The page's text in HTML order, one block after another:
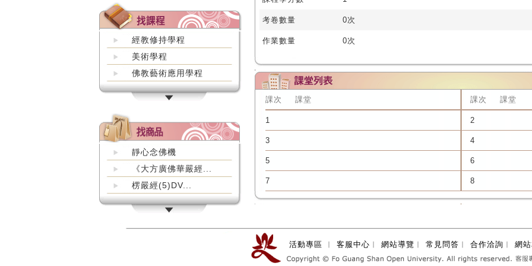
經教修持學程
美術學程
佛教藝術應用學程
靜心念佛機
《大方廣佛華嚴經...
楞嚴經(5)DV...
考卷數量 0次
作業數量 0次
課次 課堂 課次 課堂
1 2
3 4
5 6
7 8
活動專區 ︱ 客服中心 ︱ 網站導覽 ︱ 常見問答 ︱ 合作洽詢 ︱ 網